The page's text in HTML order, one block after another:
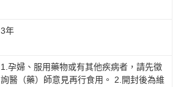
3年
1.孕婦、服用藥物或有其他疾病者，請先徵
詢醫（藥）師意見再行食用。 2.開封後為維